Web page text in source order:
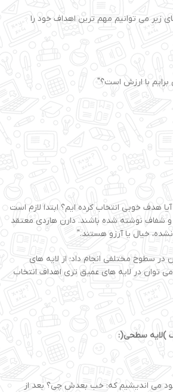
زیر می توانیم مهم ترین اهداف خود را
با ارزش است؟"
هدف خوبی انتخاب کرده ایم؟ ابتدا لازم است
شفاف نوشته شده باشند. دارن هاردی معتقد
خیال یا آرزو هستند."
در سطوح مختلفی انجام داد؛ از لایه های
در لایه های عمیق تری اهداف انتخاب
)لایه سطحی(:
می اندیشیم که: خب بعدش چی؟ بعد از